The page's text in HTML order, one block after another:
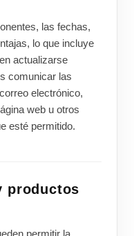
las fechas,
lo que incluye
actualizarse
comunicar las
electrónico,
web u otros
esté permitido.
productos
permitir la